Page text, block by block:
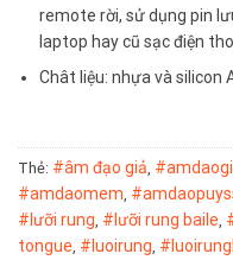
remote rời, sử dụng pin
laptop hay cũ sạc điện
Chât liệu: nhựa và silicon
Thẻ: #âm đạo giả
#amdaomem
#lưỡi rung #lưỡi rung baile
tongue #luoirung